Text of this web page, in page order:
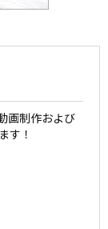
画制作および
す！